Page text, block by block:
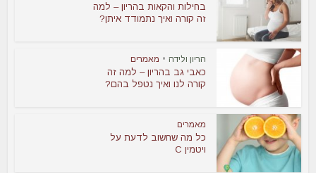
בחילות והקאות בהריון – למה
זה קורה ואיך נתמודד איתן?
הריון ולידה • מאמרים
כאבי גב בהריון – למה זה
קורה לנו ואיך נטפל בהם?
מאמרים
כל מה שחשוב לדעת על
ויטמין C